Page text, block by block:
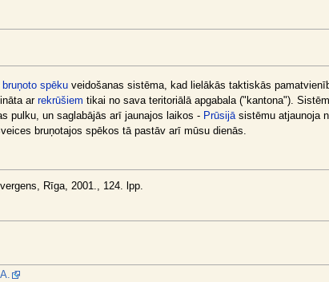
bruņoto spēkuveidošanas sistēma, kad lielākās taktiskās
ar rekrūšiem tikai no sava teritoriālā apgabala ("kantona").
pulku, un saglabājās arī jaunajos laikos - Prūsijāsistēmu atjaunoja
bruņotajos spēkos tā pastāv arī mūsu dienās.
Rīga, 2001., 124. lpp.